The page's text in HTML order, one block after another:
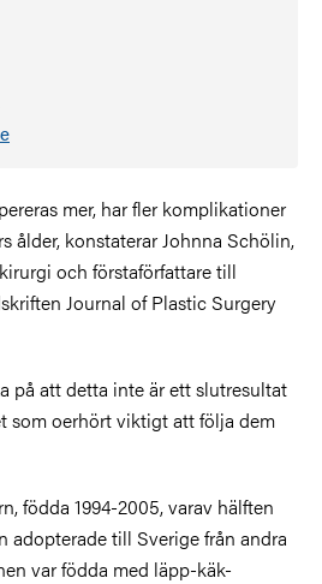
mer, har fler komplikationer
ålder, konstaterar Johnna Schölin,
och förstaförfattare till
Journal of Plastic Surgery
på att detta inte är ett slutresultat
som oerhört viktigt att följa dem
födda 1994-2005, varav hälften
adopterade till Sverige från andra
var födda med läpp-käk-